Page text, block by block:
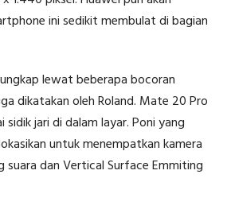
ini sedikit membulat di bagian
lewat beberapa bocoran
dikatakan oleh Roland. Mate 20 Pro
sidik jari di dalam layar. Poni yang
untuk menempatkan kamera
suara dan Vertical Surface Emmiting